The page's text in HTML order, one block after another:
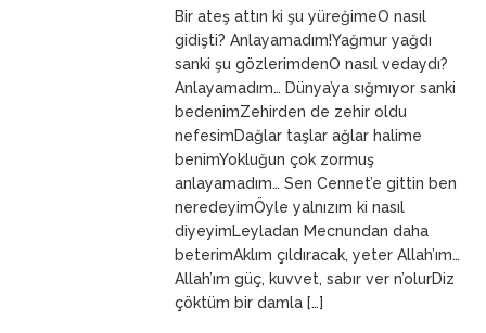
ANNEMBir ateş attın ki şu yüreğimeO nasıl
gidişti? Anlayamadım!Yağmur yağdı
sanki şu gözlerimdenO nasıl vedaydı?
Anlayamadım… Dünya’ya sığmıyor sanki
bedenimZehirden de zehir oldu
nefesimDağlar taşlar ağlar halime
benimYokluğun çok zormuş
anlayamadım… Sen Cennet’e gittin ben
neredeyimÖyle yalnızım ki nasıl
diyeyimLeyladan Mecnundan daha
beterimAklım çıldıracak, yeter Allah’ım…
Allah’ım güç, kuvvet, sabır ver n’olurDiz
çöktüm bir damla […]